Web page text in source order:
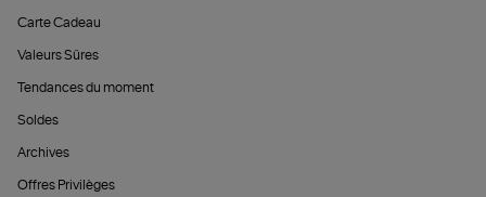
Carte Cadeau
Valeurs Sûres
Tendances du moment
Soldes
Archives
Offres Privilèges